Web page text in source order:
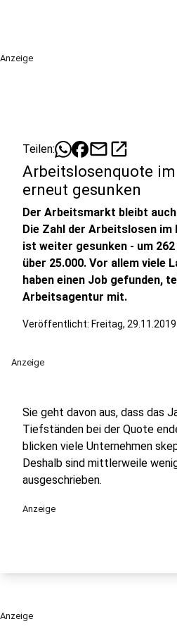
Anzeige
Teilen: mailopen_in_new
Arbeitslosenquote
erneut gesunken
Der Arbeitsmarkt bleibt
Die Zahl der Arbeitslosen im
ist weiter gesunken - um
über 25.000. Vor allem viele
haben einen Job gefunden,
Arbeitsagentur mit.
Veröffentlicht: Freitag,
Anzeige
Sie geht davon aus, dass das
Tiefständen bei der Quote
blicken viele Unternehmen
Deshalb sind mittlerweile
ausgeschrieben.
Anzeige
Anzeige